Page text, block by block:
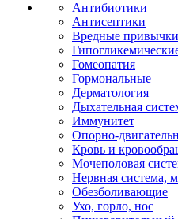
Антибиотики
Антисептики
Вредные привычки
Гомеопатия
Гормональные
Дерматология
Дыхательная
Иммунитет
Опорно-
Кровь и
Мочеполовая
Нервная система,
Обезболивающие
Ухо, горло, нос